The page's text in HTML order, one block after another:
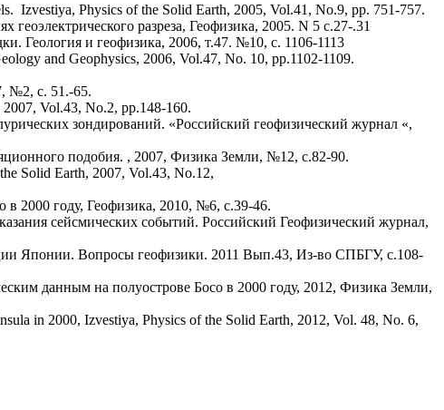
Izvestiya, Physics of the Solid Earth, 2005, Vol.41, No.9, pp. 751-757.
разреза, Геофизика, 2005. N 5 c.27-.31
Геология и геофизика, 2006, т.47. №10, с. 1106-1113
and Geophysics, 2006, Vol.47, No. 10, pp.1102-1109.
№2, c. 51.-65.
Vol.43, No.2, pp.148-160.
зондирований. «Российский геофизический журнал «,
подобия. , 2007, Физика Земли, №12, с.82-90.
Solid Earth, 2007, Vol.43, No.12,
2000 году, Геофизика, 2010, №6, с.39-46.
сейсмических событий. Российский Геофизический журнал,
Японии. Вопросы геофизики. 2011 Вып.43, Из-во СПБГУ, с.108-
данным на полуострове Босо в 2000 году, 2012, Физика Земли,
in 2000, Izvestiya, Physics of the Solid Earth, 2012, Vol. 48, No. 6,